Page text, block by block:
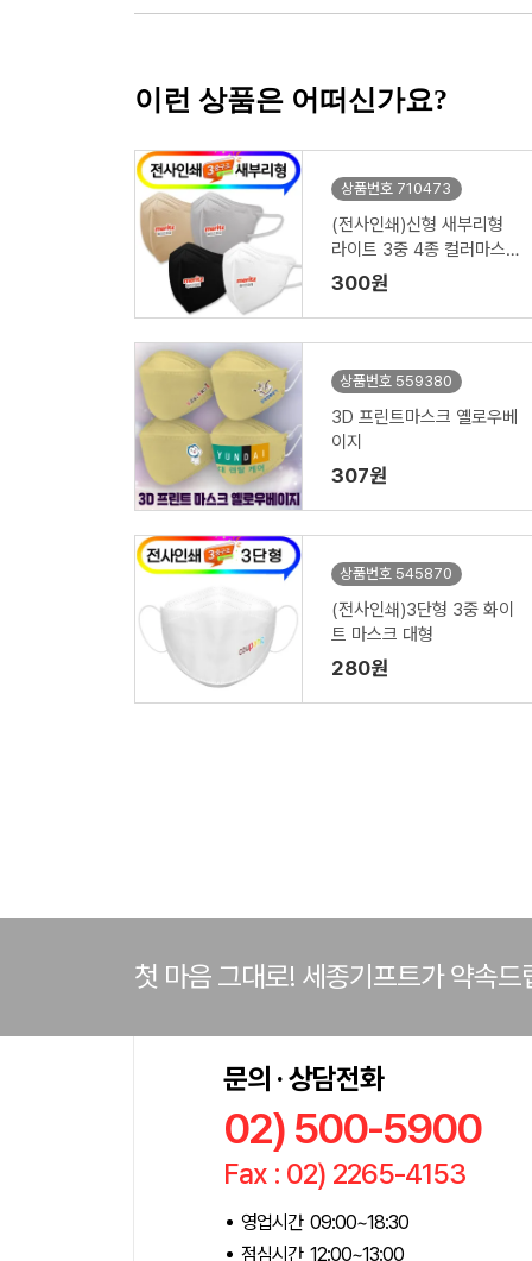
이런 상품은 어떠신가요?
상품번호 710473
(전사인쇄)신형 새부리형
라이트 3중 4종 컬러마스크
대형
300원
상품번호 559380
3D 프린트마스크 옐로우베
이지
307원
상품번호 545870
(전사인쇄)3단형 3중 화이
트 마스크 대형
280원
첫 마음 그대로! 세종기프트가 약속드
문의 · 상담전화
02) 500-5900
Fax : 02) 2265-4153
영업시간 09:00~18:30
점심시간 12:00~13:00